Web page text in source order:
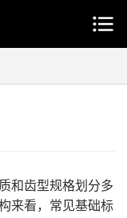
和齿型规格划分多
来看，常见基础标